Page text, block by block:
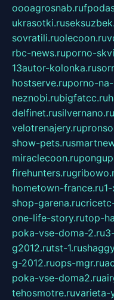
oooagrosnab.ru
ukrasotki.ru
sovratili.ruolecoon.ru
rbc-news.ruporno-
13autor-kolonka.ru
hostserve.ruporno-
neznobi.rubigfatcc.ru
delfinet.rusilvernano.ru
velotrenajery.ru
show-pets.ru
miraclecoon.ru
firehunters.ru
hometown-france.ru
shop-garena.ru
one-life-story.rutop-
poka-vse-doma-2.ru
g2012.rutst-1.ru
g-2012.ruops-mgr.ru
poka-vse-doma2.ru
tehosmotre.ruvarieta-